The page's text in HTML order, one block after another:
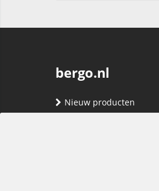
bergo.nl
Nieuw producten